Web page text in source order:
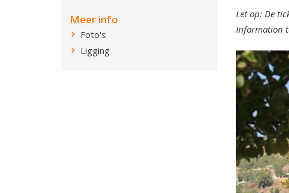
Meer info
Foto's
Ligging
Let op: De
Information